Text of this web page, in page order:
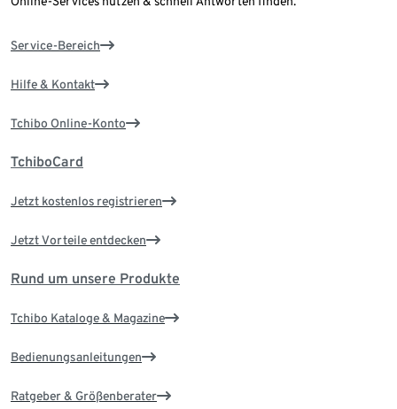
Service-Bereich
Hilfe & Kontakt
Tchibo Online-Konto
TchiboCard
Jetzt kostenlos registrieren
Jetzt Vorteile entdecken
Rund um unsere Produkte
Tchibo Kataloge & Magazine
Bedienungsanleitungen
Ratgeber & Größenberater